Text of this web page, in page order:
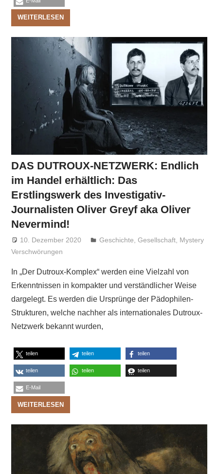
WEITERLESEN
DAS DUTROUX-NETZWERK: Endlich
im Handel erhältlich: Das
Erstlingswerk des Investigativ-
Journalisten Oliver Greyf aka Oliver
Nevermind!
10. Dezember 2020 Niki Vogt
Geschichte ,Gesellschaft Mystery
Verschwörungen
In „Der Dutroux-Komplex“ werden eine Vielzahl von
Erkenntnissen in kompakter und verständlicher Weise
dargelegt. Es werden die Ursprünge der Pädophilen-
Strukturen, welche nachher als internationales Dutroux-
Netzwerk bekannt wurden,
teilen teilen teilen
teilen teilen teilen
E-Mail
WEITERLESEN